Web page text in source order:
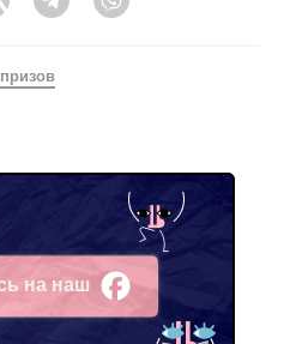
Twitter Telegram
на наш